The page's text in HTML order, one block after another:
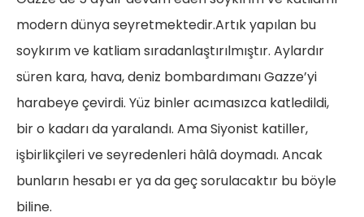
modern dünya seyretmektedir.Artık yapılan bu
soykırım ve katliam sıradanlaştırılmıştır. Aylardır
süren kara, hava, deniz bombardımanı Gazze’yi
harabeye çevirdi. Yüz binler acımasızca katledildi,
bir o kadarı da yaralandı. Ama Siyonist katiller,
işbirlikçileri ve seyredenleri hâlâ doymadı. Ancak
bunların hesabı er ya da geç sorulacaktır bu böyle
biline.